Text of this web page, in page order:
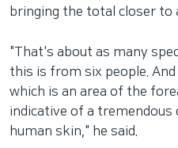
bringing the total closer to
"That's about as many
this is from six people.
which is an area of the
indicative of a
human skin," he said.